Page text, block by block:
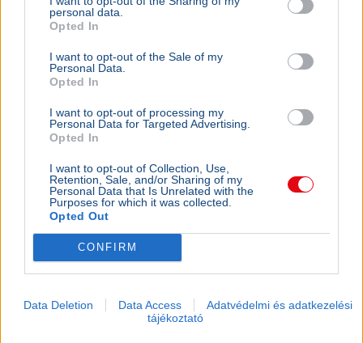
personal data.
Opted In
I want to opt-out of the Sale of my
Personal Data.
Opted In
I want to opt-out of processing my
Personal Data for Targeted Advertising.
Opted In
I want to opt-out of Collection, Use,
Retention, Sale, and/or Sharing of my
Personal Data that Is Unrelated with the
Purposes for which it was collected.
Opted Out
CONFIRM
Data Deletion Data Access
Adatvédelmi és adatkezelési
tájékoztató
Rendőrség Gyilkosság TikTok Mexikó Gyorsétterem
César Gastélum mexikói influenszert TikTok-élőzés
gyilkosság hátterében kartellrivalizálás állhat.
Bővebben...
KÜLFÖLD
Letartóztattak egy fegyveres férfit Trump
látogatása előtt Kaliforniában